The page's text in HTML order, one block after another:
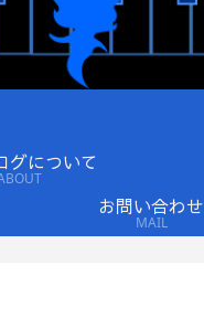
グについて
お問い合わせ
MAIL